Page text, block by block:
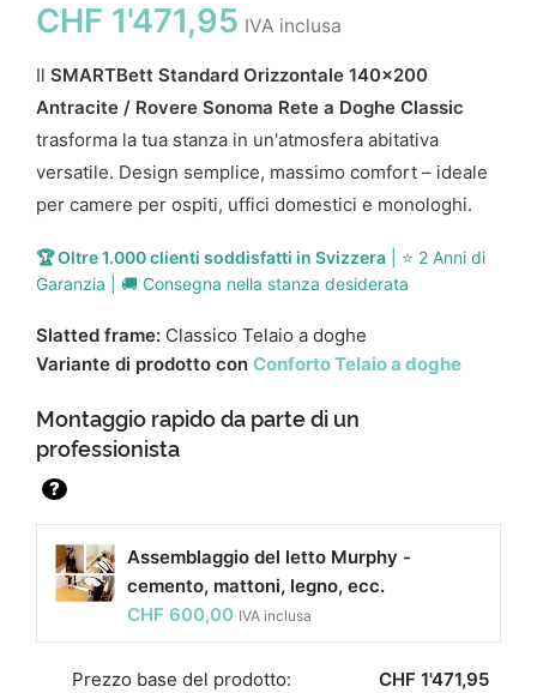
CHF 1'471,95 IVA inclusa
Il SMARTBett Standard Orizzontale 140x200
Antracite / Rovere Sonoma Rete a Doghe Classic
trasforma la tua stanza in un'atmosfera abitativa
versatile. Design semplice, massimo comfort – ideale
per camere per ospiti, uffici domestici e monologhi.
🏆 Oltre 1.000 clienti soddisfatti in Svizzera | ⭐ 2 Anni di
Garanzia | 🚚 Consegna nella stanza desiderata
Slatted frame: Classico Telaio a doghe
Variante di prodotto con Conforto Telaio a doghe
Montaggio rapido da parte di un
professionista
?
Assemblaggio del letto Murphy -
cemento, mattoni, legno, ecc.
CHF 600,00 IVA inclusa
Prezzo base del prodotto: CHF 1'471,95